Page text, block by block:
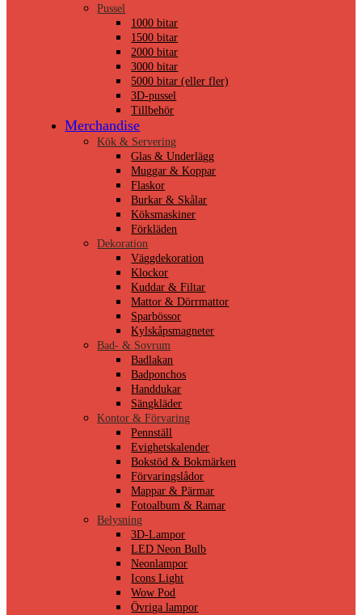
Pussel
1000 bitar
1500 bitar
2000 bitar
3000 bitar
5000 bitar (eller fler)
3D-pussel
Tillbehör
Merchandise
Kök & Servering
Glas & Underlägg
Muggar & Koppar
Flaskor
Burkar & Skålar
Köksmaskiner
Förkläden
Dekoration
Väggdekoration
Klockor
Kuddar & Filtar
Mattor & Dörrmattor
Sparbössor
Kylskåpsmagneter
Bad- & Sovrum
Badlakan
Badponchos
Handdukar
Sängkläder
Kontor & Förvaring
Pennställ
Evighetskalender
Bokstöd & Bokmärken
Förvaringslådor
Mappar & Pärmar
Fotoalbum & Ramar
Belysning
3D-Lampor
LED Neon Bulb
Neonlampor
Icons Light
Wow Pod
Övriga lampor